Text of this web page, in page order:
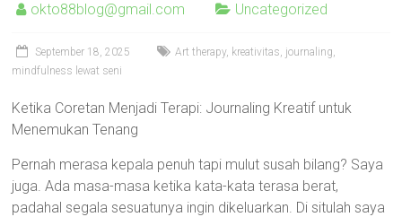
okto88blog@gmail.com Uncategorized
September 18, 2025
Art therapy, kreativitas, journaling,
mindfulness lewat seni
Ketika Coretan Menjadi Terapi: Journaling Kreatif untuk
Menemukan Tenang
Pernah merasa kepala penuh tapi mulut susah bilang? Saya
juga. Ada masa-masa ketika kata-kata terasa berat,
padahal segala sesuatunya ingin dikeluarkan. Di situlah saya